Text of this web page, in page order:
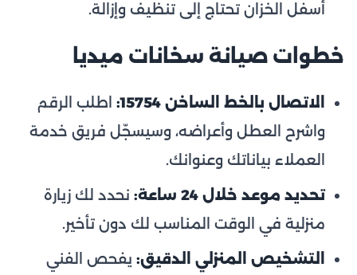
أسفل الخزان تحتاج إلى تنظيف وإزالة.
خطوات صيانة سخانات ميديا
الاتصال بالخط الساخن 15754:
اطلب الرقم
واشرح العطل وأعراضه، وسيسجّل فريق خدمة
العملاء بياناتك وعنوانك.
تحديد موعد خلال 24 ساعة:
نحدد لك زيارة
منزلية في الوقت المناسب لك دون تأخير.
التشخيص المنزلي الدقيق: يفحص الفني